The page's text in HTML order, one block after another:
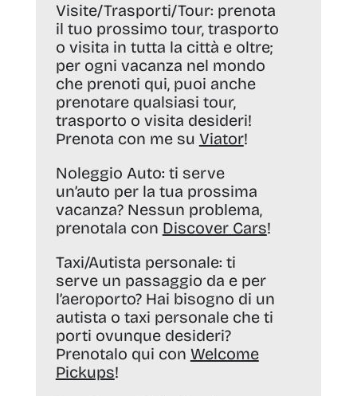
Visite/Trasporti/Tour: prenota
il tuo prossimo tour, trasporto
o visita in tutta la città e oltre;
per ogni vacanza nel mondo
che prenoti qui, puoi anche
prenotare qualsiasi tour,
trasporto o visita desideri!
Prenota con me su Viator!
Noleggio Auto: ti serve
un’auto per la tua prossima
vacanza? Nessun problema,
prenotala con Discover Cars!
Taxi/Autista personale: ti
serve un passaggio da e per
l’aeroporto? Hai bisogno di un
autista o taxi personale che ti
porti ovunque desideri?
Prenotalo qui con Welcome
Pickups!